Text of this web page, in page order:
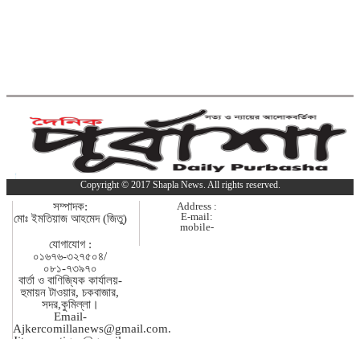
দাউদকান্দিতে ইটবোঝাই বাল্কহেডের ওপর
ভেঙে পড়ল বেইলি সেতু
গত ২৪ ঘণ্টায় হাম উপসর্গে প্রাণ
গেল আরো ৪ শিশুর
কুমিল্লায় গাঁজাসহ নারী মাদক
কারবারি গ্রেপ্তার
কুমিল্লা ও ব্রাহ্মণবাড়িয়া সীমান্তে ৫১ লাখ
Copyright © 2017 Shapla News. All rights reserved.
সম্পাদক:
মোঃ ইমতিয়াজ আহমেদ (জিতু)
যোগাযোগ :
০১৬৭৬-৩২৭৫০৪/
০৮১-৭৩৯৭০
বার্তা ও বাণিজ্যিক কার্যালয়-
হুমায়ন টাওয়ার, চকবাজার,
সদর,কুমিল্লা।
Email-
Ajkercomillanews@gmail.com.
Address :
E-mail:
mobile-